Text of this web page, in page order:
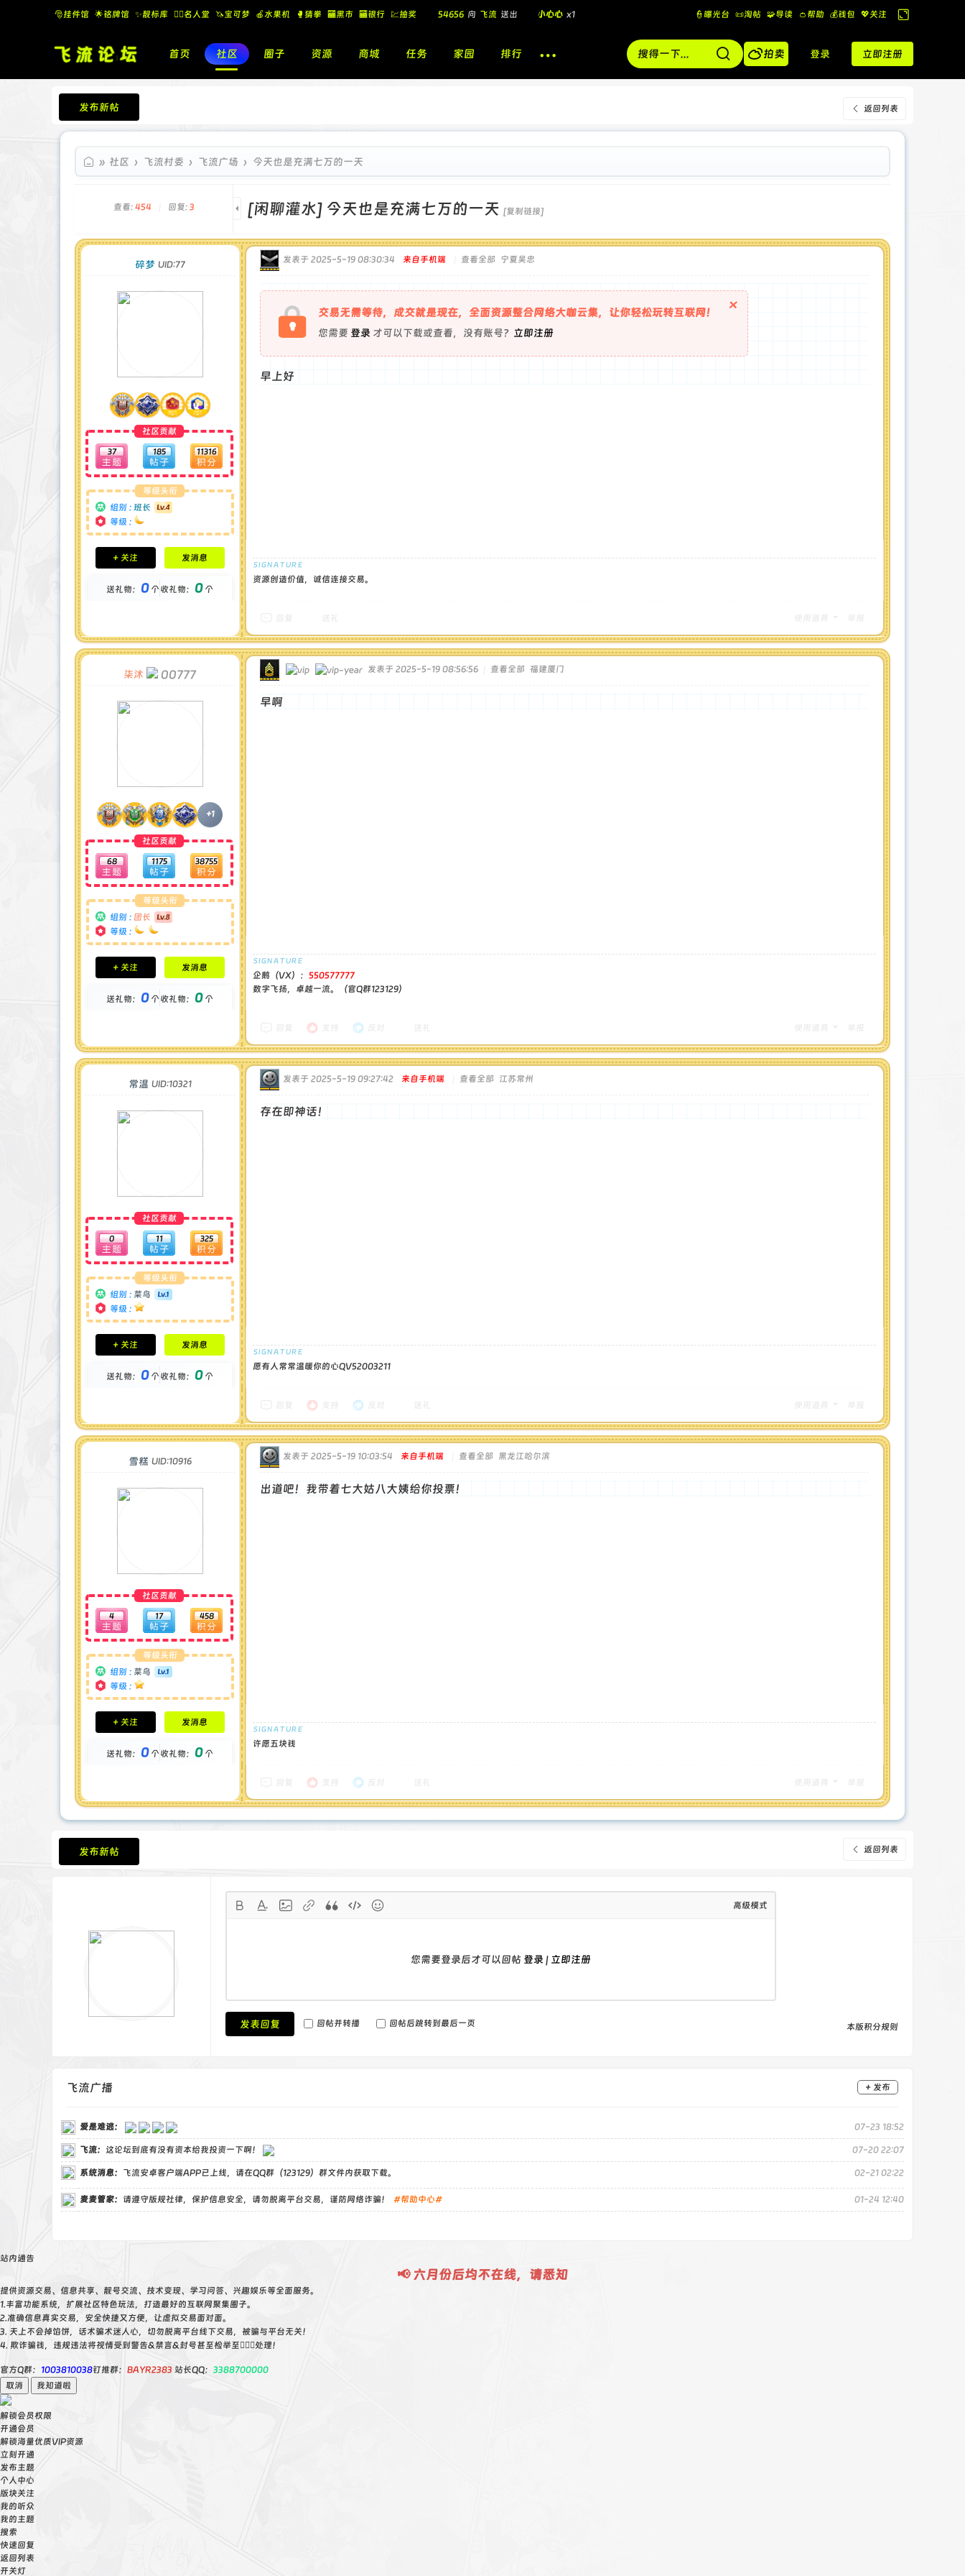
🎅挂件馆 🌟铭牌馆 ✨️靓标库 🧚‍♂️名人堂 🦄宝可梦 🍎水果机 🥊猜拳 🏧黑市 🏧银行 💹抽奖
飞流 向 北 酷盖墨镜
👮曝光台 📜淘帖 🧩导读 👛帮助 💰️钱包 💖关注
换
到
宽
版
首页 社区 圈子 资源 商城 任务 家园 排行 拍卖 登录 立即注册
返回列表
发布新帖
飞流论坛
» 社区 › 飞流村委 › 飞流广场 › 今天也是充满七万的一天
查看: 454 回复: 3 [闲聊灌水] 今天也是充满七万的一天 [复制链接]
碎梦 UID:77
社区贡献
37 185 11316
等级头衔
组别 : 班长
等级 :
积分成就
钻石 : 0 颗
金币 : 0 枚
+ 关注 发消息
送礼物： 0个收礼物： 0个
发表于 2025-5-19 08:30:34 来自手机端 查看全部 宁夏吴忠
交易无需等待，成交就是现在，全面资源整合网络大咖云集，让你轻松玩转互联网！
您需要 登录 才可以下载或查看，没有账号？ 立即注册
×
早上好
资源创造价值，诚信连接交易。
柒沐 00777
+1
社区贡献
68 1175 38755
等级头衔
组别 : 团长
等级 :
积分成就
钻石 : 1 颗
金币 : 0 枚
+ 关注 发消息
送礼物： 0个收礼物： 0个
发表于 2025-5-19 08:56:56 查看全部 福建厦门
早啊
企鹅（VX）： 550577777
数字飞扬，卓越一流。（官Q群123129）
常温 UID:10321
社区贡献
0 11 325
等级头衔
组别 : 菜鸟
等级 :
积分成就
钻石 : 0 颗
金币 : 0 枚
+ 关注 发消息
送礼物： 0个收礼物： 0个
发表于 2025-5-19 09:27:42 来自手机端 查看全部 江苏常州
存在即神话！
愿有人常常温暖你的心QV52003211
雪糕 UID:10916
社区贡献
4 17 458
等级头衔
组别 : 菜鸟
等级 :
积分成就
钻石 : 1 颗
金币 : 0 枚
+ 关注 发消息
送礼物： 0个收礼物： 0个
发表于 2025-5-19 10:03:54 来自手机端 查看全部 黑龙江哈尔滨
出道吧！我带着七大姑八大姨给你投票！
许愿五块钱
返回列表
发布新帖
高级模式
您需要登录后才可以回帖 登录 | 立即注册
发表回复 回帖并转播 回帖后跳转到最后一页 本版积分规则
飞流广播 + 发布
爱是难逃： 07-23 18:52
飞流： 这论坛到底有没有资本给我投资一下啊！ 07-20 22:07
系统消息： 飞流安卓客户端APP已上线，请在QQ群（123129）群文件内获取下载。 02-21 02:22
麦麦管家： 请遵守版规社律，保护信息安全，请勿脱离平台交易，谨防网络诈骗！ #帮助中心# 01-24 12:40
站内通告
📢 六月份后均不在线，请悉知
提供资源交易、信息共享、靓号交流、技术变现、学习问答、兴趣娱乐等全面服务。
1.丰富功能系统，扩展社区特色玩法，打造最好的互联网聚集圈子。
2.准确信息真实交易，安全快捷又方便，让虚拟交易面对面。
3. 天上不会掉馅饼，话术骗术迷人心，切勿脱离平台线下交易，被骗与平台无关！
4. 欺诈骗钱，违规违法将视情受到警告&禁言&封号甚至检举至👮🏻‍♀️处理！
官方Q群： 1003810038钉推群： BAYR2383 站长QQ： 3388700000
取消
我知道啦
解锁会员权限
开通会员
解锁海量优质VIP资源
立刻开通
发布主题
个人中心
版块关注
我的听众
我的主题
搜索
快速回复
返回列表
开关灯